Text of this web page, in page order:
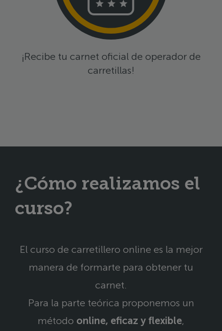
¡Recibe tu carnet oficial de operador de
carretillas!
¿Cómo realizamos el
curso?
El curso de carretillero online es la mejor
manera de formarte para obtener tu
carnet.
Para la parte teórica proponemos un
método online, eficaz y flexible,